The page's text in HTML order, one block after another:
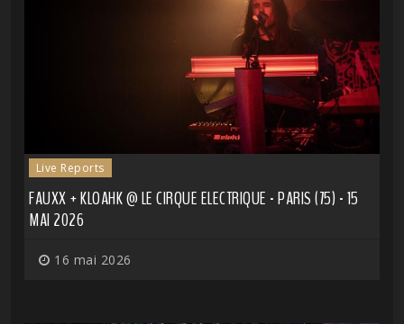
Live Reports
FAUXX + KLOAHK @ LE CIRQUE ELECTRIQUE - PARIS (75) - 15
MAI 2026
16 mai 2026